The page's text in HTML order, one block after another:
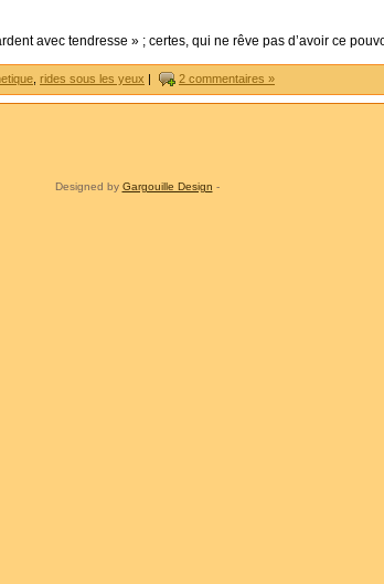
avec tendresse » ; certes, qui ne rêve pas d’avoir ce
rides sous les yeux | 2 commentaires »
Designed by Gargouille Design -